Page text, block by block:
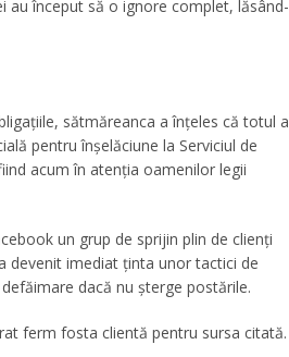
au început să o ignore complet, lăsând-
sătmăreanca a înțeles că totul a
pentru înșelăciune la Serviciul de
acum în atenția oamenilor legii
un grup de sprijin plin de clienți
devenit imediat ținta unor tactici de
dacă nu șterge postările.
ferm fosta clientă pentru sursa citată.